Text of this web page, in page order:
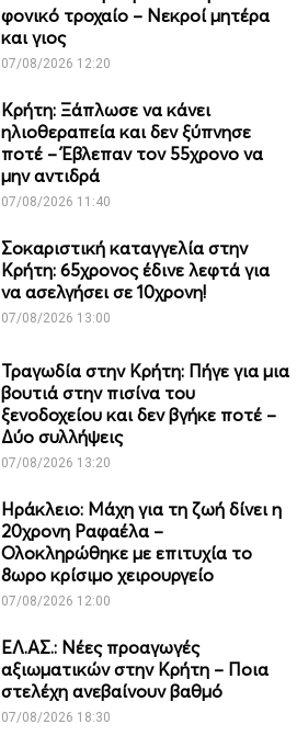
φονικό τροχαίο – Νεκροί μητέρα
και γιος
07/08/2026 12:20
Κρήτη: Ξάπλωσε να κάνει
ηλιοθεραπεία και δεν ξύπνησε
ποτέ – Έβλεπαν τον 55χρονο να
μην αντιδρά
07/08/2026 11:40
Σοκαριστική καταγγελία στην
Κρήτη: 65χρονος έδινε λεφτά για
να ασελγήσει σε 10χρονη!
07/08/2026 13:00
Τραγωδία στην Κρήτη: Πήγε για μια
βουτιά στην πισίνα του
ξενοδοχείου και δεν βγήκε ποτέ –
Δύο συλλήψεις
07/08/2026 13:20
Ηράκλειο: Μάχη για τη ζωή δίνει η
20χρονη Ραφαέλα –
Ολοκληρώθηκε με επιτυχία το
8ωρο κρίσιμο χειρουργείο
07/08/2026 12:00
ΕΛ.ΑΣ.: Νέες προαγωγές
αξιωματικών στην Κρήτη – Ποια
στελέχη ανεβαίνουν βαθμό
07/08/2026 18:30